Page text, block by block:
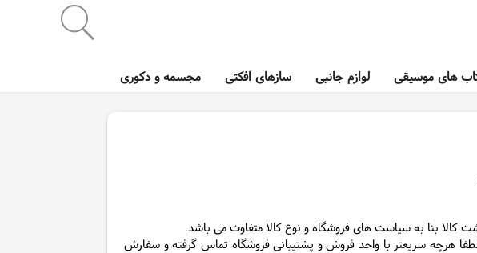
های موسیقی لوازم جانبی سازهای افکتی مجسمه و دکوری
کالا بنا به سیاست های فروشگاه و نوع کالا متفاوت می باشد.
هرچه سریعتر با واحد فروش و پشتیبانی فروشگاه تماس گرفته و سفارش